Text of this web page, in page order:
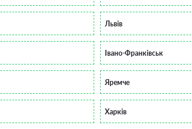
Львів
Івано-Франківськ
Яремче
Харків